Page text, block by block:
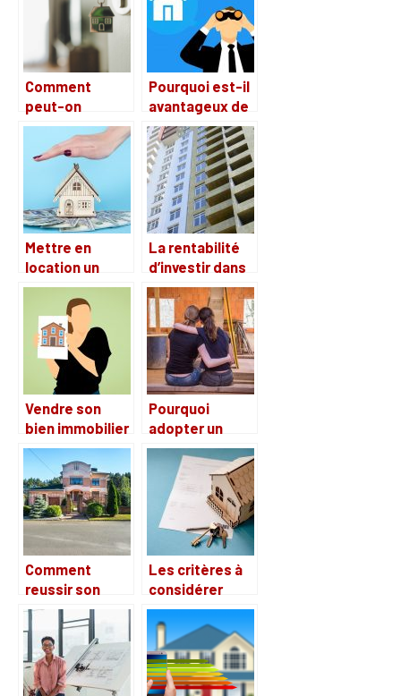
informations
essentielles
Comment
peut-on
monter une SCI
et quelle est
son importance
Pourquoi est-il
avantageux de
suivre les
annonces
publiées par
une société
immobilière ?
Mettre en
location un
appartement,
ça se passe
comment ?
La rentabilité
d’investir dans
l’immobilier en
2021
Vendre son
bien immobilier
sans
tracasserie,
c’est possible
chez AQUIZIO
Pourquoi
adopter un
plancher
chauffant
hydraulique
pour sa maison
Comment
reussir son
projet
immobilier?
Les critères à
considérer
pour trouver un
meilleur
appartement à
vendre